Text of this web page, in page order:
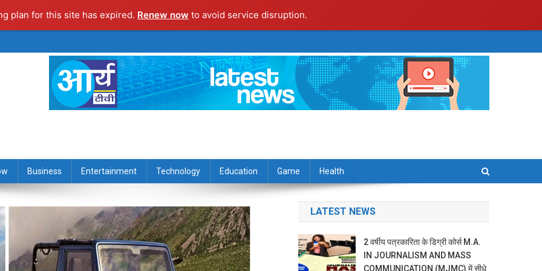
plan for this site has expired. Renew now to avoid service disruption.
Business Entertainment Technology Education Game Health
LATEST NEWS
2 वर्षीय पत्रकारिता के डिग्री कोर्स M.A.
IN JOURNALISM AND MASS
COMMUNICATION (MJMC) में सीधे